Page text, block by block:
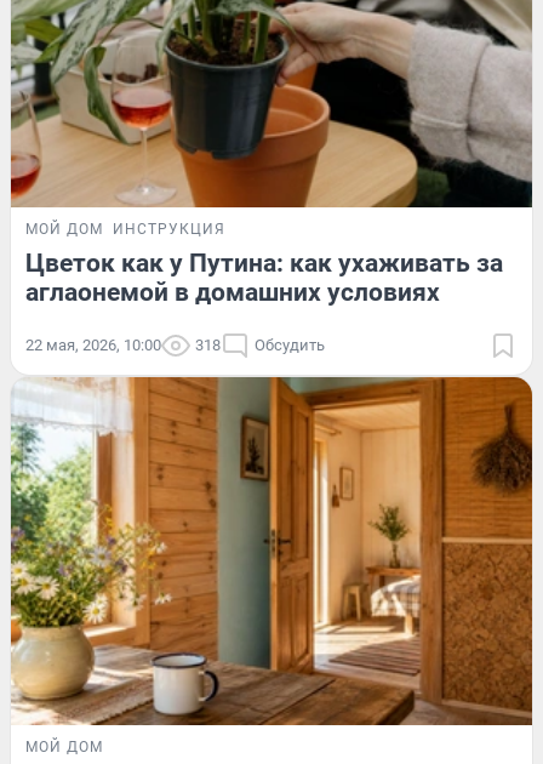
МОЙ ДОМ ИНСТРУКЦИЯ
Цветок как у Путина: как ухаживать за
аглаонемой в домашних условиях
22 мая, 2026, 10:00 318 Обсудить
МОЙ ДОМ